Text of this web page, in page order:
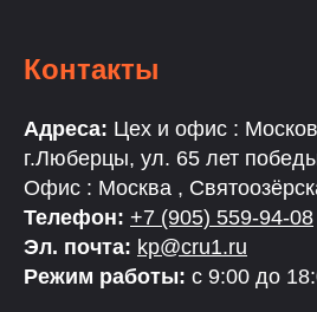
Контакты
Адреса: Цех и офис :
г.Люберцы, ул. 65 лет
Офис : Москва ,
Телефон: +7 (905) 559-94-08
Эл. почта: kp@cru1.ru
Режим работы: с 9:00 до